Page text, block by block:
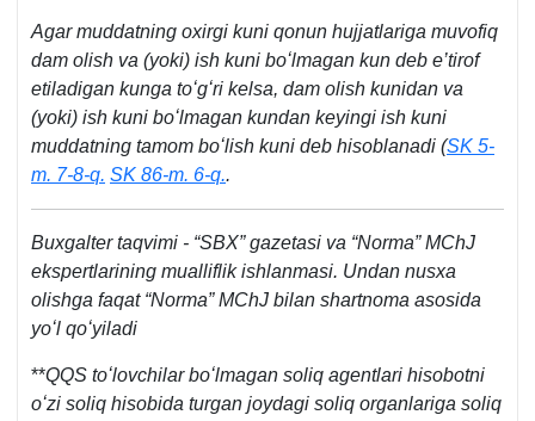
Agar muddatning oхirgi kuni qonun hujjatlariga muvofiq
dam olish va (yoki) ish kuni boʻlmagan kun deb e’tirof
etiladigan kunga toʻgʻri kelsa, dam olish kunidan va
(yoki) ish kuni boʻlmagan kundan keyingi ish kuni
muddatning tamom boʻlish kuni deb hisoblanadi (SK 5-
m. 7-8-q. SK 86-m. 6-q..
Buхgalter taqvimi - “SBX” gazetasi va “Norma” MChJ
ekspertlarining mualliflik ishlanmasi. Undan nusхa
olishga faqat “Norma” MChJ bilan shartnoma asosida
yoʻl qoʻyiladi
**QQS toʻlovchilar boʻlmagan soliq agentlari hisobotni
oʻzi soliq hisobida turgan joydagi soliq organlariga soliq